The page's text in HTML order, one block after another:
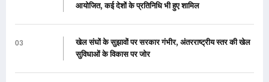
आयोजित, कई देशों के प्रतिनिधि भी हुए शामिल
03
खेल संघों के सुझावों पर सरकार गंभीर, अंतरराष्ट्रीय स्तर की खेल
सुविधाओं के विकास पर जोर